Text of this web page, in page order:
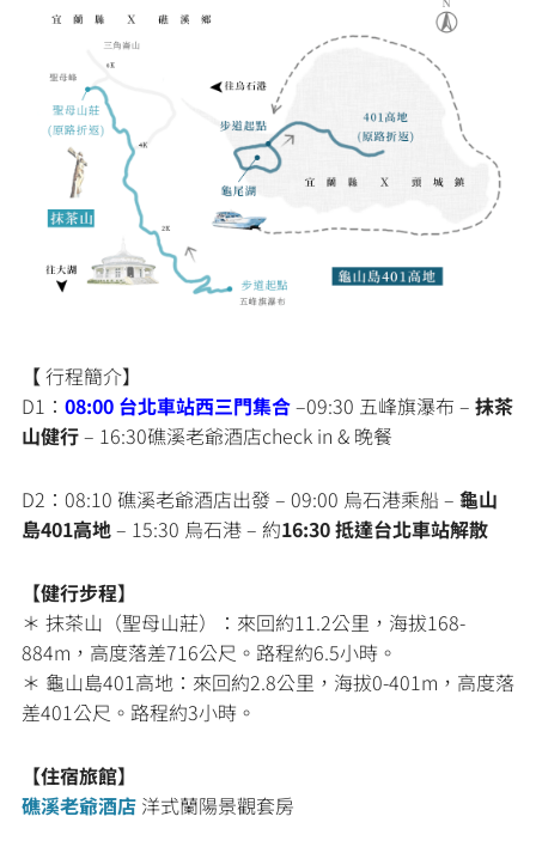
【行程簡介】
D1： 08:00 台北車站西三門集合–09:30 五峰旗瀑布 – 抹茶
山健行– 16:30礁溪老爺酒店check in & 晚餐
D2：08:10 礁溪老爺酒店出發 – 09:00 烏石港乘船 – 龜山
島401高地– 15:30 烏石港 – 約16:30 抵達台北車站解散
【健行步程】
＊ 抹茶山（聖母山莊）：來回約11.2公里，海拔168-
884m，高度落差716公尺。路程約6.5小時。
＊ 龜山島401高地：來回約2.8公里，海拔0-401m，高度落
差401公尺。路程約3小時。
【住宿旅館】
礁溪老爺酒店 洋式蘭陽景觀套房